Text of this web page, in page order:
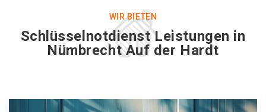
WIR BIETEN
Schlüsselnotdienst Leistungen in
Nümbrecht Auf der Hardt